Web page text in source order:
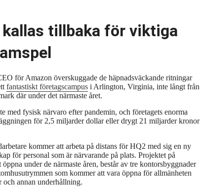
tillbaka för viktiga
för Amazon överskuggade de häpnadsväckande ritningar
fantastiskt företagscampus i Arlington, Virginia, inte långt från
där under det närmaste året.
med fysisk närvaro efter pandemin, och företagets enorma
för 2,5 miljarder dollar eller drygt 21 miljarder kronor
kommer att arbeta på distans för HQ2 med sig en ny
för personal som är närvarande på plats. Projektet på
under de närmaste åren, består av tre kontorsbyggnader
som kommer att vara öppna för allmänheten
och annan underhållning.